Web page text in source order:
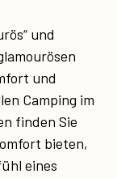
und
und
Camping im
finden Sie
bieten,
eines